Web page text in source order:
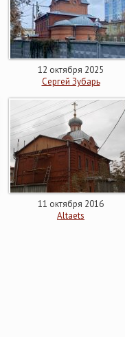
12 октября 2025
Сергей Зубарь
11 октября 2016
Altaets